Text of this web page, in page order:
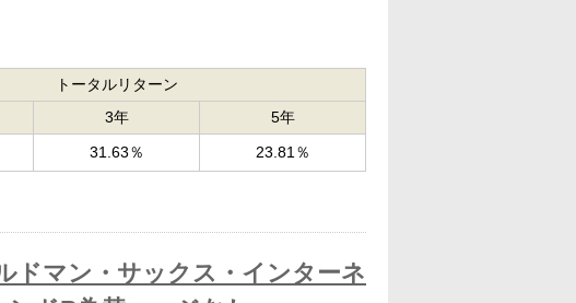
トータルリターン
3年
5年
31.63％ 23.81％
ドマン・サックス・インターネ